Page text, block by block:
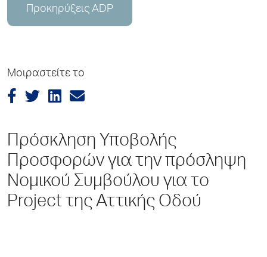
Προκηρύξεις ADP
Μοιραστείτε το
Πρόσκληση Υποβολής
Προσφορών για την πρόσληψη
Νομικού Συμβούλου για το
Project της Αττικής Οδού